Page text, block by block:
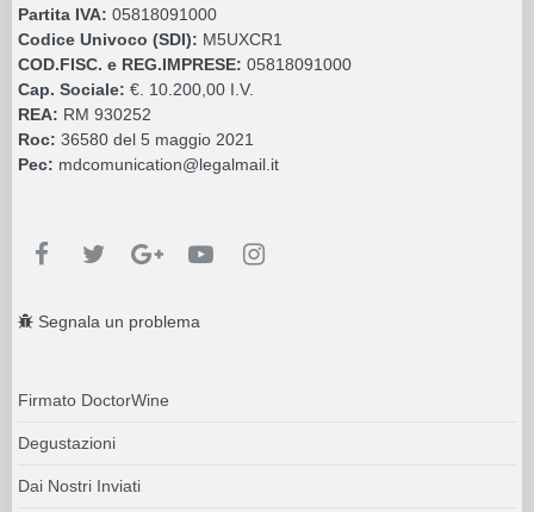
Partita IVA: 05818091000
Codice Univoco (SDI): M5UXCR1
COD.FISC. e REG.IMPRESE: 05818091000
Cap. Sociale: €. 10.200,00 I.V.
REA: RM 930252
Roc: 36580 del 5 maggio 2021
Pec: mdcomunication@legalmail.it
Segnala un problema
Firmato DoctorWine
Degustazioni
Dai Nostri Inviati